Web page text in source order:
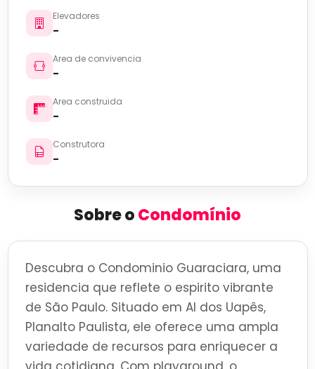
Elevadores
-
Area de convivencia
-
Area construida
-
Construtora
-
Sobre oCondomínio
Descubra o Condominio Guaraciara, uma
residencia que reflete o espirito vibrante
de São Paulo. Situado em Al dos Uapês,
Planalto Paulista, ele oferece uma ampla
variedade de recursos para enriquecer a